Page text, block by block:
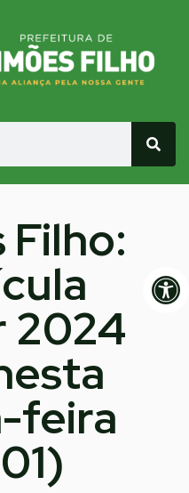
Filho:
2024
feira